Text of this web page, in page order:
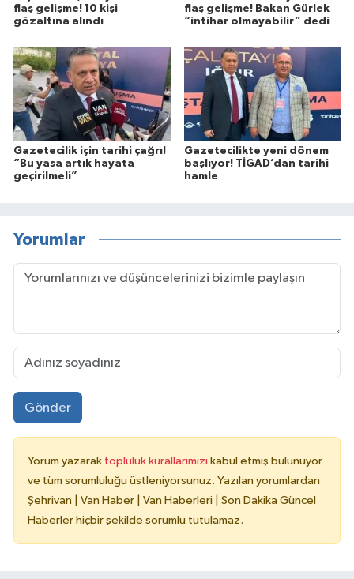
flaş gelişme! 10 kişi
gözaltına alındı
flaş gelişme! Bakan Gürlek
“intihar olmayabilir” dedi
Gazetecilik için tarihi çağrı!
“Bu yasa artık hayata
geçirilmeli”
Gazetecilikte yeni dönem
başlıyor! TİGAD’dan tarihi
hamle
Yorumlar
Gönder
Yorum yazarak topluluk kurallarımızı kabul etmiş bulunuyor
ve tüm sorumluluğu üstleniyorsunuz. Yazılan yorumlardan
Şehrivan | Van Haber | Van Haberleri | Son Dakika Güncel
Haberler hiçbir şekilde sorumlu tutulamaz.